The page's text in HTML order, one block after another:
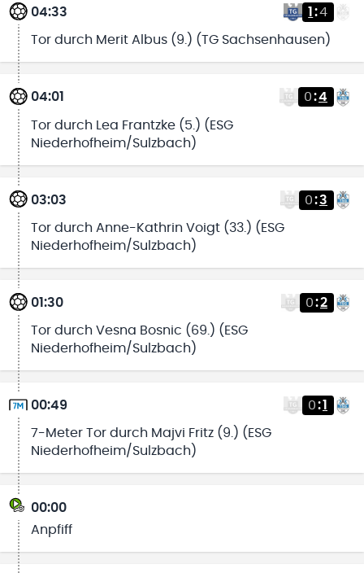
04:33 1 :4
Tor durch Merit Albus (9.) (TG Sachsenhausen)
04:01 0:4
Tor durch Lea Frantzke (5.) (ESG
Niederhofheim/Sulzbach)
03:03 0:3
Tor durch Anne-Kathrin Voigt (33.) (ESG
Niederhofheim/Sulzbach)
01:30 0:2
Tor durch Vesna Bosnic (69.) (ESG
Niederhofheim/Sulzbach)
00:49 0:1
7-Meter Tor durch Majvi Fritz (9.) (ESG
Niederhofheim/Sulzbach)
00:00
Anpfiff